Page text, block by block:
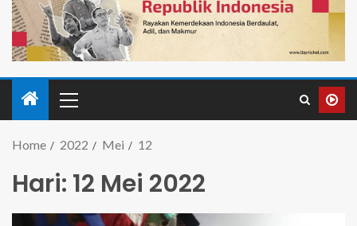
Home 2022 Mei 12
Hari: 12 Mei 2022